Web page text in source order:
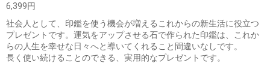
6,399円
社会人として、印鑑を使う機会が増えるこれからの新生活に役立つ
プレゼントです。運気をアップさせる石で作られた印鑑は、これか
らの人生を幸せな日々へと導いてくれること間違いなしです。
長く使い続けることのできる、実用的なプレゼントです。